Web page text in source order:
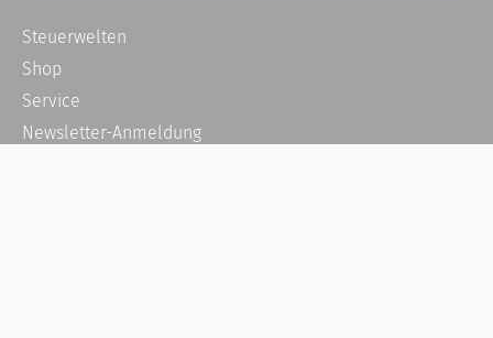
Steuerwelten
Shop
Service
Newsletter-Anmeldung